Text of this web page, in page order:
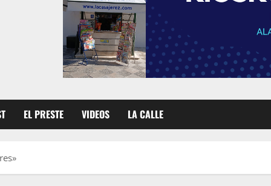
EL PRESTE VIDEOS LA CALLE